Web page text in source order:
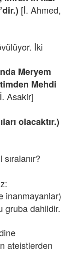
[İ. Ahmed,
İki
Meryem
Mehdi
Asakir]
olacaktır.)
inanmayanlar)
gruba dahildir.
ateistlerden